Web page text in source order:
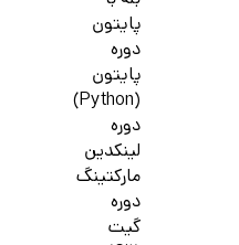
پایتون
دوره
پایتون
(Python)
دوره
لینکدین
مارکتینگ
دوره
گیت